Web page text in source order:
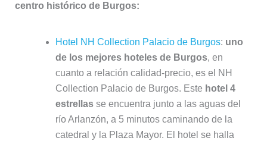
centro histórico de Burgos:
Hotel NH Collection Palacio de Burgos: uno
de los mejores hoteles de Burgos, en
cuanto a relación calidad-precio, es el NH
Collection Palacio de Burgos. Este hotel 4
estrellasse encuentra junto a las aguas del
río Arlanzón, a 5 minutos caminando de la
catedral y la Plaza Mayor. El hotel se halla